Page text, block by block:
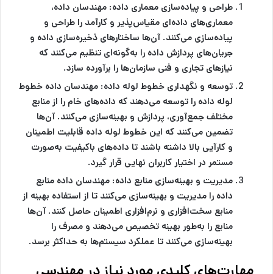
طراحی و پیاده‌سازی معماری داده: مهندسان داده،
معماری‌های داده‌ای مقیاس‌پذیر و کارآمد را طراحی و
پیاده‌سازی می‌کنند. آن‌ها ساختارهای ذخیره‌سازی داده و
جریان‌های پردازش داده را به‌گونه‌ای تنظیم می‌کنند که
نیازهای تجاری و فنی سازمان‌ها را برآورده سازد.
توسعه و نگهداری خطوط لوله داده: مهندسان داده خطوط
لوله داده را توسعه می‌دهند که داده‌های خام را از منابع
مختلف جمع‌آوری، پردازش و بهینه‌سازی می‌کنند. آن‌ها
تضمین می‌کنند که این خطوط لوله داده قابلیت اطمینان
و کارآیی بالا داشته باشند تا داده‌های باکیفیت به‌صورت
مستمر در اختیار کاربران نهایی قرار گیرد.
مدیریت و بهینه‌سازی منابع داده: مهندسان داده منابع
داده را مدیریت و بهینه‌سازی می‌کنند تا از استفاده بهینه از
منابع سخت‌افزاری و نرم‌افزاری اطمینان حاصل کنند. آن‌ها
منابع را به‌طور بهینه تخصیص می‌دهند و مصرف را
بهینه‌سازی می‌کنند تا عملکرد سیستم‌ها به حداکثر برسد.